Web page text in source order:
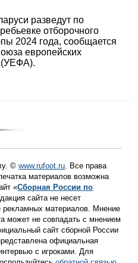
разведут по
отборочного
2024 года, сообщается
европейских
(УЕФА).
©www.rufoot.ru. Все права
материалов возможна
«Сборная России по
сайта не несет
рекламных материалов. Мнение
может не совпадать с мнением
сайт сборной России
официальная
с игроками. Для